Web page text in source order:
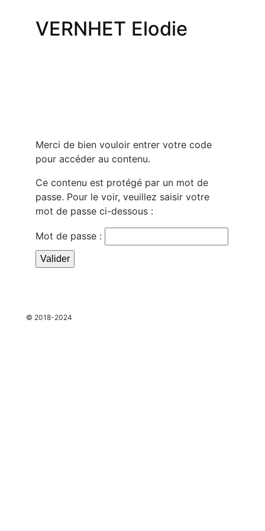
VERNHET Elodie
Merci de bien vouloir entrer votre code
pour accéder au contenu.
Ce contenu est protégé par un mot de
passe. Pour le voir, veuillez saisir votre
mot de passe ci-dessous :
Mot de passe :
© 2018-2024